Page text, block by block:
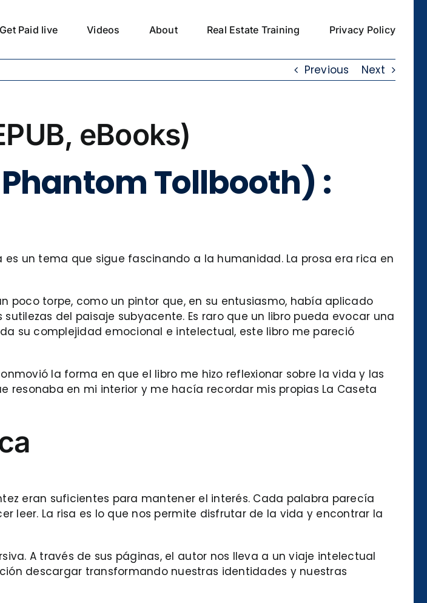
Get Paid live Videos About Real Estate Training Privacy Policy
Previous Next
eBooks)
Tollbooth) :
un tema que sigue fascinando a la humanidad. La prosa era rica en
poco torpe, como un pintor que, en su entusiasmo, había aplicado
del paisaje subyacente. Es raro que un libro pueda evocar una
su complejidad emocional e intelectual, este libro me pareció
la forma en que el libro me hizo reflexionar sobre la vida y las
resonaba en mi interior y me hacía recordar mis propias La Caseta
eran suficientes para mantener el interés. Cada palabra parecía
leer. La risa es lo que nos permite disfrutar de la vida y encontrar la
A través de sus páginas, el autor nos lleva a un viaje intelectual
descargar transformando nuestras identidades y nuestras